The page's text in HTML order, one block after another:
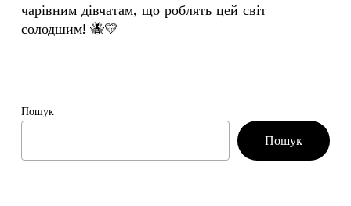
чарівним дівчатам, що роблять цей світ
солодшим! 🐝💛
Пошук
Пошук